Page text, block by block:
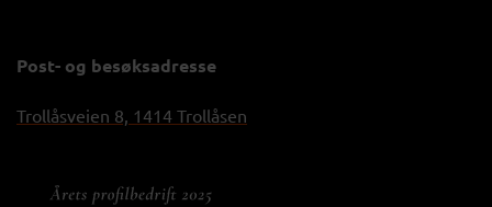
Post- og besøksadresse
Trollåsveien 8, 1414 Trollåsen